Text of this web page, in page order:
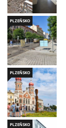
PLZEŇSKO
PLZEŇSKO
PLZEŇSKO